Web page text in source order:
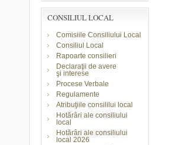
CONSILIUL LOCAL
Comisiile Consiliului Local
Consiliul Local
Rapoarte consilieri
Declaraţii de avere
şi interese
Procese Verbale
Regulamente
Atribuţiile consililui local
Hotărâri ale consiliului
local
Hotărâri ale consiliului
local 2026